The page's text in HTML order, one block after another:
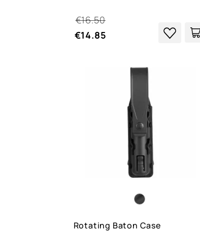
€14.85
€16.50
Rotating Baton Case